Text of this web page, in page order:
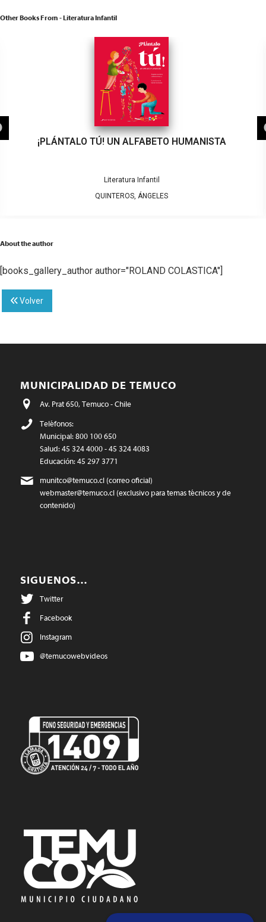
Other Books From - Literatura Infantil
¡PLÁNTALO TÚ! UN ALFABETO HUMANISTA
Literatura Infantil
QUINTEROS, ÁNGELES
About the author
[books_gallery_author author="ROLAND COLASTICA"]
Volver
MUNICIPALIDAD DE TEMUCO
Av. Prat 650, Temuco - Chile
Teléfonos:
Municipal: 800 100 650
Salud: 45 324 4000 - 45 324 4083
Educación: 45 297 3771
munitco@temuco.cl(correo oficial)
webmaster@temuco.cl(exclusivo para temas técnicos y de
contenido)
SIGUENOS…
Twitter
Facebook
Instagram
@temucowebvideos